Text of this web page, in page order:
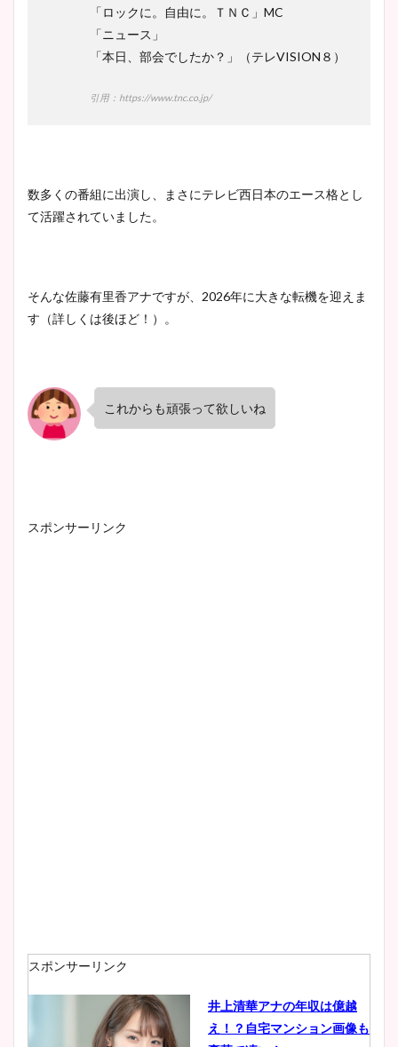
「ロックに。自由に。ＴＮＣ」MC
「ニュース」
「本日、部会でしたか？」（テレVISION８）
引用：https://www.tnc.co.jp/
数多くの番組に出演し、まさにテレビ西日本のエース格とし
て活躍されていました。
そんな佐藤有里香アナですが、2026年に大きな転機を迎えま
す（詳しくは後ほど！）。
これからも頑張って欲しいね
スポンサーリンク
スポンサーリンク
井上清華アナの年収は億越
え！？自宅マンション画像も